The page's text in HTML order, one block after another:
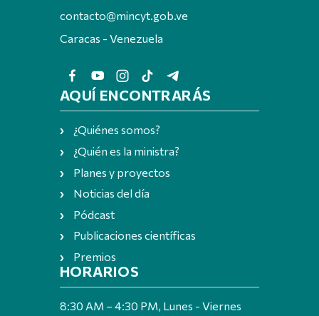
contacto@mincyt.gob.ve
Caracas - Venezuela
AQUÍ ENCONTRARÁS
¿Quiénes somos?
¿Quién es la ministra?
Planes y proyectos
Noticias del día
Pódcast
Publicaciones científicas
Premios
HORARIOS
8:30 AM – 4:30 PM, Lunes - Viernes